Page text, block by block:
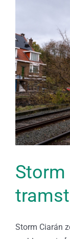
Storm
Storm Ciarán